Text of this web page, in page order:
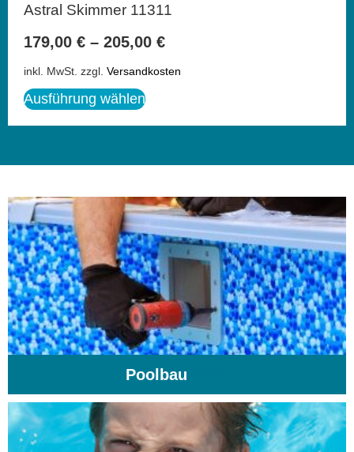
Astral Skimmer 11311
179,00 € – 205,00 €
inkl. MwSt. zzgl. Versandkosten
Ausführung wählen
Poolbau